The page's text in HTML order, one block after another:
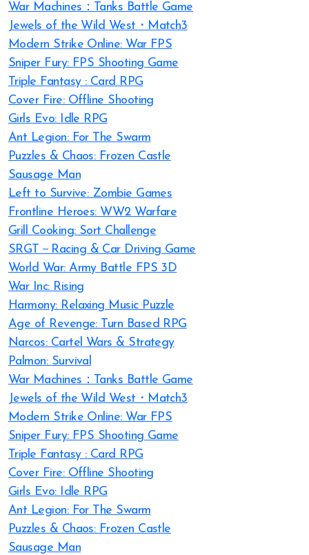
War Machines：Tanks Battle Game
Jewels of the Wild West・Match3
Modern Strike Online: War FPS
Sniper Fury: FPS Shooting Game
Triple Fantasy : Card RPG
Cover Fire: Offline Shooting
Girls Evo: Idle RPG
Ant Legion: For The Swarm
Puzzles & Chaos: Frozen Castle
Sausage Man
Left to Survive: Zombie Games
Frontline Heroes: WW2 Warfare
Grill Cooking: Sort Challenge
SRGT－Racing & Car Driving Game
World War: Army Battle FPS 3D
War Inc: Rising
Harmony: Relaxing Music Puzzle
Age of Revenge: Turn Based RPG
Narcos: Cartel Wars & Strategy
Palmon: Survival
War Machines：Tanks Battle Game
Jewels of the Wild West・Match3
Modern Strike Online: War FPS
Sniper Fury: FPS Shooting Game
Triple Fantasy : Card RPG
Cover Fire: Offline Shooting
Girls Evo: Idle RPG
Ant Legion: For The Swarm
Puzzles & Chaos: Frozen Castle
Sausage Man